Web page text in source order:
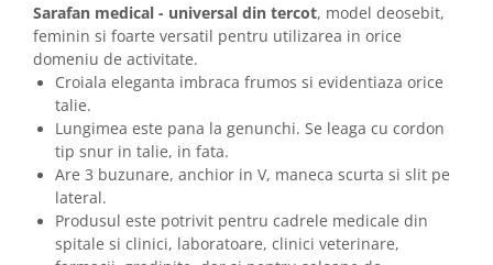
Sarafan medical - universal din tercot, model deosebit,
feminin si foarte versatil pentru utilizarea in orice
domeniu de activitate.
Croiala eleganta imbraca frumos si evidentiaza orice
talie.
Lungimea este pana la genunchi. Se leaga cu cordon
tip snur in talie, in fata.
Are 3 buzunare, anchior in V, maneca scurta si slit pe
lateral.
Produsul este potrivit pentru cadrele medicale din
spitale si clinici, laboratoare, clinici veterinare,